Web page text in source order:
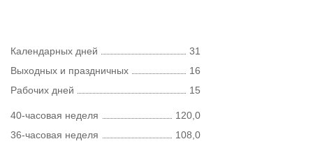
Календарных дней
31
Выходных и праздничных
16
Рабочих дней
15
40-часовая неделя
120,0
36-часовая неделя
108,0